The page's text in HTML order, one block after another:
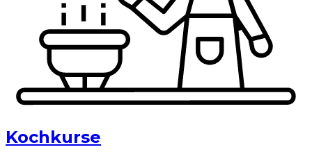
Kochkurse